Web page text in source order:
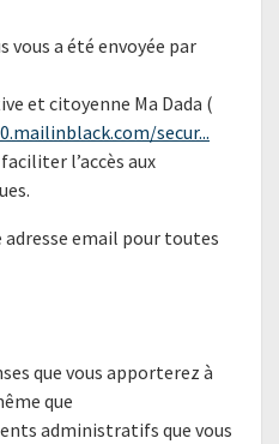
vous a été envoyée par
et citoyenne Ma Dada (
secur...
l’accès aux
email pour toutes
que vous apporterez à
que
administratifs que vous